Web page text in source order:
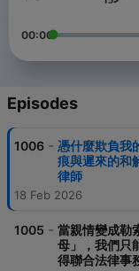
安卓 Android｜
【鄧惠文-心事有人
【鄧惠文-心事有人
Powered byFirstory
00:00
Episodes
1006 - 憑什麼欺負我
痕與遲來的和
律師
18 Feb 2026
1005 - 當親情變成勒
母」，我們只
得聯合法律事